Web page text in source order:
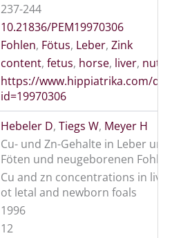
237-244
10.21836/PEM19970306
Fohlen, Fötus, Leber, Zink
content, fetus, horse, liver,
https://www.hippiatrika.com/
id=19970306
Hebeler D, Tiegs W, Meyer H
Cu- und Zn-Gehalte in Leber
Föten und neugeborenen Fohlen
Cu and zn concentrations in
ot letal and newborn foals
1996
12